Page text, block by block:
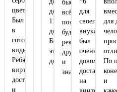
цвете.
Был
в
готовом
виде.
Ребята
виртуозы,
доставили
и
дороговато,
11000т
до
Ботово
это
дорого.
быстро...
всё
понравилось...
будем
рекомендовать
друзьям
и
знакомым!!!
для
своего
внука,он
был
очень
на
для
По
и